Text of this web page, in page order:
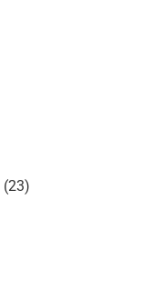
(23)